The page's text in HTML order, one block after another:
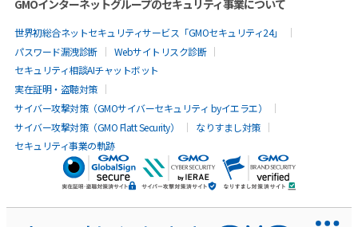
GMOインターネットグループのセキュリティ事業について
世界初総合ネットセキュリティサービス「GMOセキュリティ24」
パスワード漏洩診断
Webサイトリスク診断
セキュリティ相談AIチャットボット
実在証明・盗聴対策
サイバー攻撃対策（GMOサイバーセキュリティ byイエラエ）
サイバー攻撃対策（GMO Flatt Security）
なりすまし対策
セキュリティ事業の軌跡